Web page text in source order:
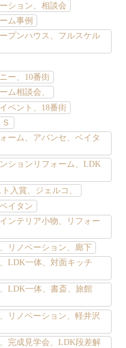
ション、相談会
ム事例
プンハウス、フルスケル
ー、10番街
ム相談会、
ベント、18番街
ーム、アバンセ、ベイタ
ションリフォーム、LDK
入賞、ジェルコ、
イタン
ンテリア小物、リフォー
リノベーション、廊下
LDK一体、対面キッチ
LDK一体、書斎、旅館
リノベーション、軽井沢
完成見学会、LDK段差解